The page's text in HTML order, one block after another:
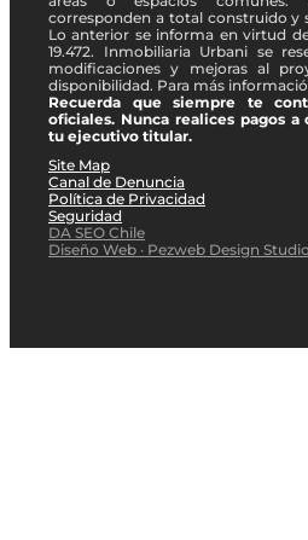
corresponden a total construido y
Lo anterior se informa en virtud
19.472. Inmobiliaria Urbani se
modificaciones y mejoras al
disponibilidad. Para más
Recuerda que siempre te
oficiales. Nunca realices pagos a
tu ejecutivo titular.
Site Map
Canal de Denuncia
Política de Privacidad
Seguridad
DA SEO Chile
Diseño Web · Pezweb Design Studio